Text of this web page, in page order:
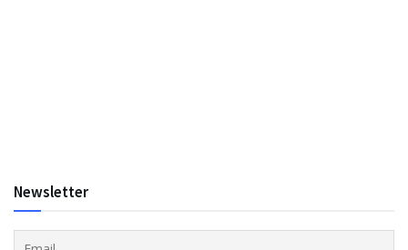
Newsletter